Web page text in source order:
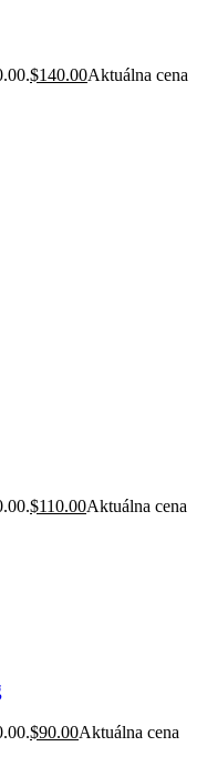
$140.00Aktuálna cena
$110.00Aktuálna cena
$90.00Aktuálna cena